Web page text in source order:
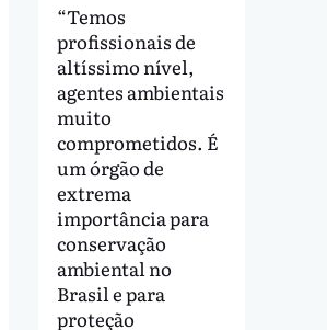
“Temos
profissionais de
altíssimo nível,
agentes ambientais
muito
comprometidos. É
um órgão de
extrema
importância para
conservação
ambiental no
Brasil e para
proteção